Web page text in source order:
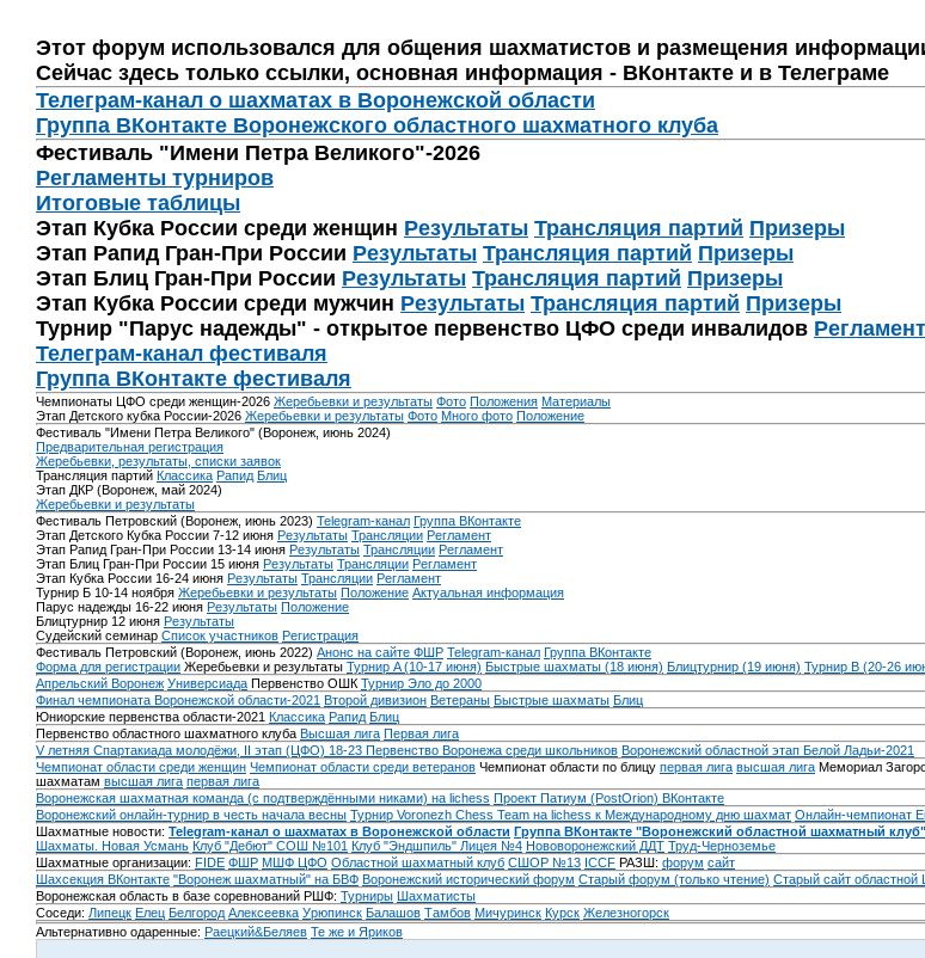
Этот форум использовался для общения шахматистов и размещения
Сейчас здесь только ссылки, основная информация - ВКонтакте и в Телеграме
Телеграм-канал о шахматах в Воронежской области
Группа ВКонтакте Воронежского областного шахматного клуба
Фестиваль "Имени Петра Великого"-2026
Регламенты турниров
Итоговые таблицы
Этап Кубка России среди женщин Результаты Трансляция партий Призеры
Этап Рапид Гран-При России Результаты Трансляция партий Призеры
Этап Блиц Гран-При России Результаты Трансляция партий Призеры
Этап Кубка России среди мужчин Результаты Трансляция партий Призеры
Турнир "Парус надежды" - открытое первенство ЦФО среди инвалидов Регламент
Телеграм-канал фестиваля
Группа ВКонтакте фестиваля
Чемпионаты ЦФО среди женщин-2026 Жеребьевки и результаты Фото Положения Материалы
Этап Детского кубка России-2026 Жеребьевки и результаты Фото Много фото Положение
Фестиваль "Имени Петра Великого" (Воронеж, июнь 2024)
Предварительная регистрация
Жеребьевки, результаты, списки заявок
Трансляция партий Классика Рапид Блиц
Этап ДКР (Воронеж, май 2024)
Жеребьевки и результаты
Фестиваль Петровский (Воронеж, июнь 2023) Telegram-канал Группа ВКонтакте
Этап Детского Кубка России 7-12 июня Результаты Трансляции Регламент
Этап Рапид Гран-При России 13-14 июня Результаты Трансляции Регламент
Этап Блиц Гран-При России 15 июня Результаты Трансляции Регламент
Этап Кубка России 16-24 июня Результаты Трансляции Регламент
Турнир Б 10-14 ноября Жеребьевки и результаты Положение Актуальная информация
Парус надежды 16-22 июня Результаты Положение
Блицтурнир 12 июня Результаты
Судейский семинар Список участников Регистрация
Фестиваль Петровский (Воронеж, июнь 2022) Анонс на сайте ФШР Telegram-канал Группа ВКонтакте
Форма для регистрации Жеребьевки и результаты Турнир A (10-17 июня) Быстрые шахматы (18 июня) Блицтурнир (19 июня) Турнир B (20-26
Апрельский Воронеж Универсиада Первенство ОШК Турнир Эло до 2000
Финал чемпионата Воронежской области-2021 Второй дивизион Ветераны Быстрые шахматы Блиц
Юниорские первенства области-2021 Классика Рапид Блиц
Первенство областного шахматного клуба Высшая лига Первая лига
V летняя Спартакиада молодёжи, II этап (ЦФО) 18-23 Первенство Воронежа среди школьников Воронежский областной этап Белой Ладьи-2021
Чемпионат области среди женщин Чемпионат области среди ветеранов Чемпионат области по блицу первая лига высшая лига Мемориал
шахматам высшая лига первая лига
Воронежская шахматная команда (с подтверждёнными никами) на lichess Проект Патиум (PostOrion) ВКонтакте
Воронежский онлайн-турнир в честь начала весны Турнир Voronezh Chess Team на lichess к Международному дню шахмат Онлайн-чемпионат
Шахматные новости: Telegram-канал о шахматах в Воронежской области Группа ВКонтакте "Воронежский областной шахматный клуб"
Шахматы. Новая Усмань Клуб "Дебют" СОШ №101 Клуб "Эндшпиль" Лицея №4 Нововоронежский ДДТ Труд-Черноземье
Шахматные организации: FIDE ФШР МШФ ЦФО Областной шахматный клуб СШОР №13 ICCF РАЗШ: форум сайт
Шахсекция ВКонтакте "Воронеж шахматный" на БВФ Воронежский исторический форум Cтарый форум (только чтение) Старый сайт
Воронежская область в базе соревнований РШФ: Турниры Шахматисты
Соседи: Липецк Елец Белгород Алексеевка Урюпинск Балашов Тамбов Мичуринск Курск Железногорск
Альтернативно одаренные: Раецкий&Беляев Те же и Яриков